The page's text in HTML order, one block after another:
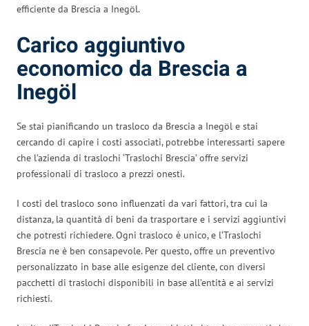
efficiente da Brescia a Inegöl.
Carico aggiuntivo
economico da Brescia a
Inegöl
Se stai pianificando un trasloco da Brescia a Inegöl e stai
cercando di capire i costi associati, potrebbe interessarti sapere
che l’azienda di traslochi ‘Traslochi Brescia’ offre servizi
professionali di trasloco a prezzi onesti.
I costi del trasloco sono influenzati da vari fattori, tra cui la
distanza, la quantità di beni da trasportare e i servizi aggiuntivi
che potresti richiedere. Ogni trasloco è unico, e l’Traslochi
Brescia ne è ben consapevole. Per questo, offre un preventivo
personalizzato in base alle esigenze del cliente, con diversi
pacchetti di traslochi disponibili in base all’entità e ai servizi
richiesti.